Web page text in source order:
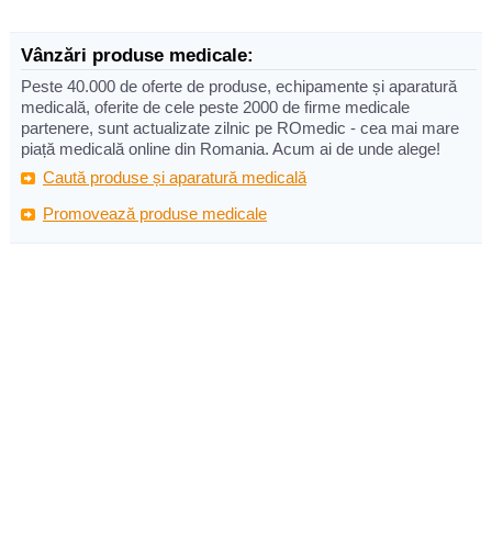
Vânzări produse medicale:
Peste 40.000 de oferte de produse, echipamente și aparatură
medicală, oferite de cele peste 2000 de firme medicale
partenere, sunt actualizate zilnic pe ROmedic - cea mai mare
piață medicală online din Romania. Acum ai de unde alege!
Caută produse și aparatură medicală
Promovează produse medicale